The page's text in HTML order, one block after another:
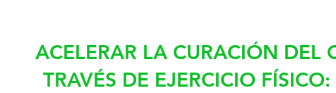
ACELERAR LA CURACIÓN DEL
TRAVÉS DE EJERCICIO